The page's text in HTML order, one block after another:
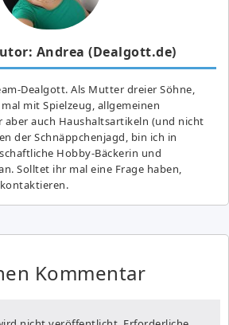
Andrea (Dealgott.de)
Dealgott. Als Mutter dreier Söhne,
mit Spielzeug, allgemeinen
aber auch Haushaltsartikeln (und nicht
der Schnäppchenjagd, bin ich in
Hobby-Bäckerin und
Solltet ihr mal eine Frage haben,
Kommentar